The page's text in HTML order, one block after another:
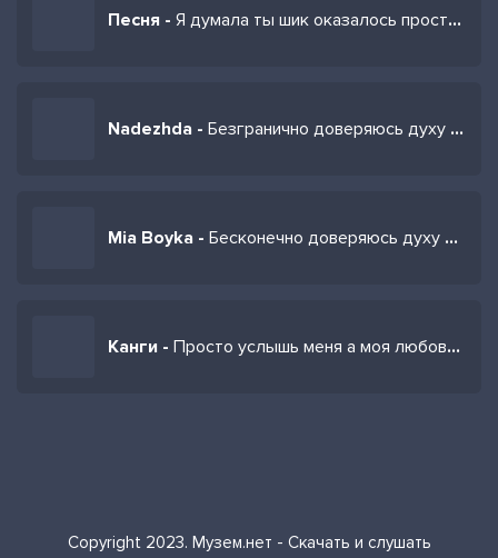
Песня - Я думала ты шик оказалось просто пшик
Nadezhda - Безгранично доверяюсь духу бога (Кавер)
Mia Boyka - Бесконечно доверяюсь духу Бога
Канги - Просто услышь меня а моя любовь самая чистая (Speed Up Remix)
Copyright 2023. Музем.нет - Скачать и слушать